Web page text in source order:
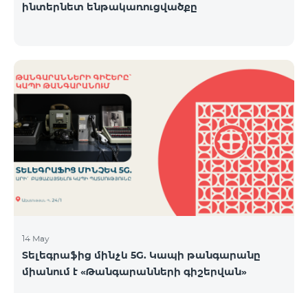
ինտերնետ ենթակառուցվածքը
14 May
Տելեգրաֆից մինչև 5G. Կապի թանգարանը
միանում է «Թանգարանների գիշերվան»